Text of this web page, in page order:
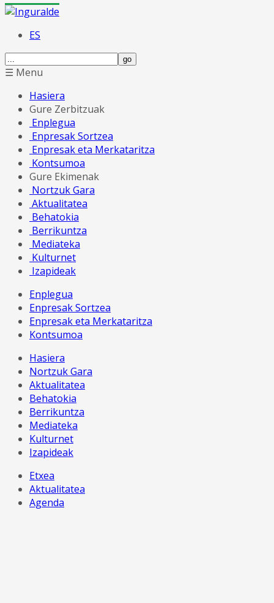
ES
☰ Menu
Hasiera
Gure Zerbitzuak
Enplegua
Enpresak Sortzea
Enpresak eta Merkataritza
Kontsumoa
Gure Ekimenak
Nortzuk Gara
Aktualitatea
Behatokia
Berrikuntza
Mediateka
Kulturnet
Izapideak
Enplegua
Enpresak Sortzea
Enpresak eta Merkataritza
Kontsumoa
Hasiera
Nortzuk Gara
Aktualitatea
Behatokia
Berrikuntza
Mediateka
Kulturnet
Izapideak
Etxea
Aktualitatea
Agenda